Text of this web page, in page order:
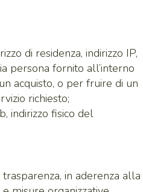
di residenza, indirizzo IP,
persona fornito all’interno
acquisto, o per fruire di un
richiesto;
indirizzo fisico del
in aderenza alla